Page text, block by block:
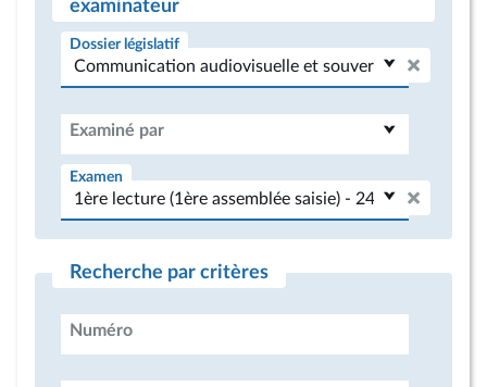
examinateur
Dossier législatif
Examiné par
Examen
Recherche par critères
Numéro